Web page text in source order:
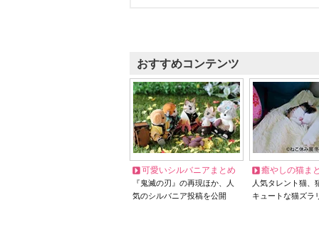
おすすめコンテンツ
可愛いシルバニアまとめ
『鬼滅の刃』の再現ほか、人
気のシルバニア投稿を公開
癒やしの猫ま
人気タレント猫
キュートな猫ズラ